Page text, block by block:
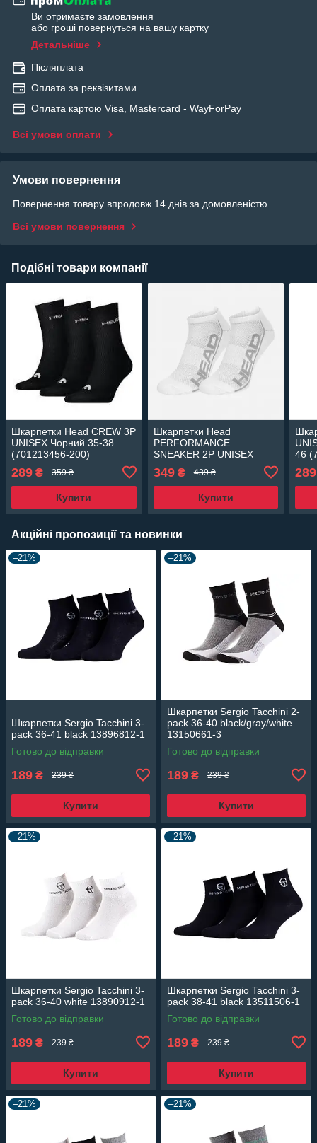
Ви отримаєте замовлення
або гроші повернуться на вашу картку
Детальніше
Післяплата
Оплата за реквізитами
Оплата картою Visa, Mastercard - WayForPay
Всі умови оплати
Умови повернення
Повернення товару впродовж 14 днів за домовленістю
Всі умови повернення
Подібні товари компанії
Шкарпетки Head CREW 3P
UNISEX Чорний 35-38
(701213456-200)
289 ₴ 359 ₴
Купити
Шкарпетки Head
PERFORMANCE
SNEAKER 2P UNISEX
білий 35-38 (791018001-
006 35-38)
349₴ 439 ₴
Купити
46
289
Акційні пропозиції та новинки
–21%
Шкарпетки Sergio Tacchini 3-
pack 36-41 black 13896812-1
Готово до відправки
189 ₴ 239 ₴
Купити
–21%
Шкарпетки Sergio Tacchini 2-
pack 36-40 black/gray/white
13150661-3
Готово до відправки
189 ₴ 239 ₴
Купити
–21%
Шкарпетки Sergio Tacchini 3-
pack 36-40 white 13890912-1
Готово до відправки
189 ₴ 239 ₴
Купити
–21%
Шкарпетки Sergio Tacchini 3-
pack 38-41 black 13511506-1
Готово до відправки
189 ₴ 239 ₴
Купити
–21% –21%